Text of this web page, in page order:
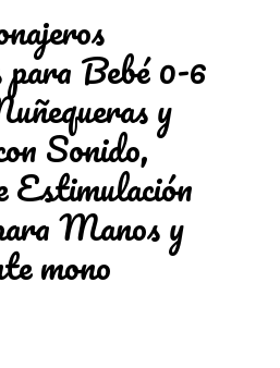
Bebé 0-6
y
Sonido,
Estimulación
Manos y
mono